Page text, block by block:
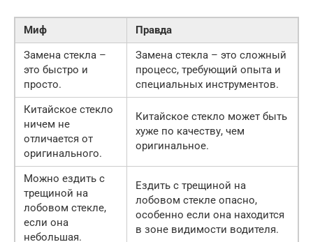
Миф
Правда
Замена стекла –
это быстро и
просто.
Замена стекла – это сложный
процесс, требующий опыта и
специальных инструментов.
Китайское стекло
ничем не
отличается от
оригинального.
Китайское стекло может быть
хуже по качеству, чем
оригинальное.
Можно ездить с
трещиной на
лобовом стекле,
если она
небольшая.
Ездить с трещиной на
лобовом стекле опасно,
особенно если она находится
в зоне видимости водителя.